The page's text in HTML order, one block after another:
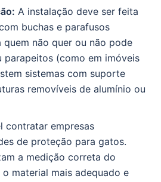
A instalação deve ser feita
buchas e parafusos
quem não quer ou não pode
parapeitos (como em imóveis
sistemas com suporte
removíveis de alumínio ou
contratar empresas
de proteção para gatos.
a medição correta do
material mais adequado e